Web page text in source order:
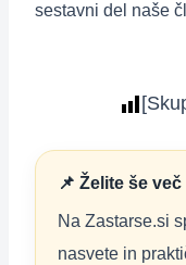
sestavni del naše
📌 Želite še
Na Zastarse.si
nasvete in